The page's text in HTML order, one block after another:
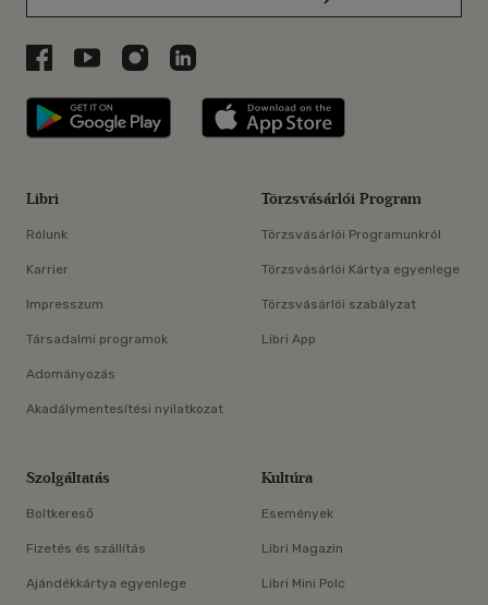
Libri a Facebookon
Libri a Youtube-on
Libri az Instagramon
Libri a LinkedInen
Libri applikáció Szerezd meg: Google
Libri
Rólunk
Karrier
Impresszum
Társadalmi programok
Adományozás
Akadálymentesítési nyilatkozat
Törzsvásárlói Program
Törzsvásárlói Programunkról
Törzsvásárlói Kártya egyenlege
Törzsvásárlói szabályzat
Libri App
Szolgáltatás
Boltkereső
Fizetés és szállítás
Ajándékkártya egyenlege
Kultúra
Események
Libri Magazin
Libri Mini Polc